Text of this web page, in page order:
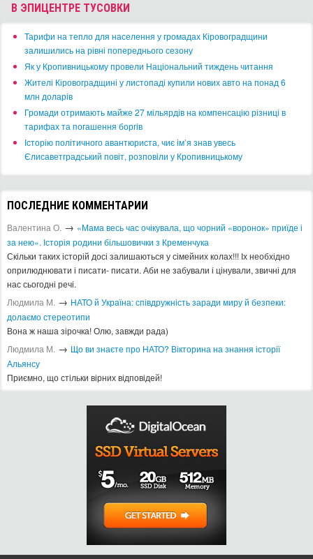
В ЭПИЦЕНТРЕ ТУСОВКИ
​Тарифи на тепло для населення у громадах Кіровоградщини
залишились на рівні попереднього сезону
​Як у Кропивницькому провели Національний тиждень читання
​Жителі Кіровоградщині у листопаді купили нових авто на понад 6
млн доларів
​Громади отримають майже 27 мільярдів на компенсацію різниці в
тарифах та погашення боргів
Історію політичного авантюриста, чиє ім’я знав увесь
Єлисаветградський повіт, розповіли у Кропивницькому
ПОСЛЕДНИЕ КОММЕНТАРИИ
Валентина О. → «Мама весь час очікувала, що чорний «воронок» приїде і
за нею». Історія родини більшовички з Кременчука
Скільки таких історій досі залишаються у сімейних колах!!! Іх необхідно
оприлюднювати і писати- писати. Аби не забували і цінували, звичні для
нас сьогодні речі.
Людмила М. → ​НАТО й Україна: співдружність заради миру й безпеки:
долаємо стереотипи
Вона ж наша зірочка! Олю, завжди рада)
Людмила М. → Що ви знаєте про НАТО? Вікторина на знання історії
Альянсу ​
Приємно, що стільки вірних відповідей!